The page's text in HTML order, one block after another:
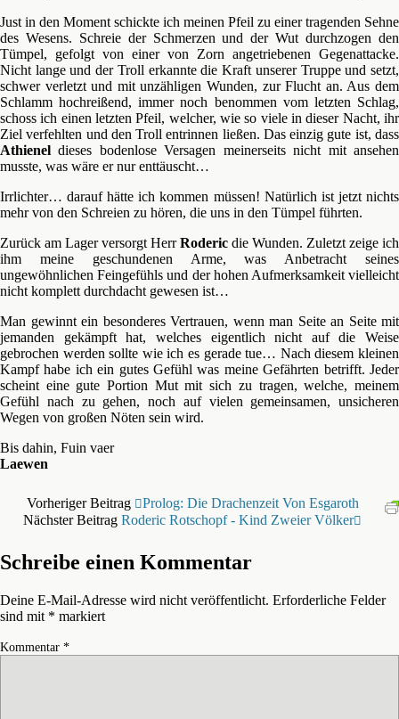
Just in den Moment schickte ich meinen Pfeil zu einer tragenden Sehne
des Wesens. Schreie der Schmerzen und der Wut durchzogen den
Tümpel, gefolgt von einer von Zorn angetriebenen Gegenattacke.
Nicht lange und der Troll erkannte die Kraft unserer Truppe und setzt,
schwer verletzt und mit unzähligen Wunden, zur Flucht an. Aus dem
Schlamm hochreißend, immer noch benommen vom letzten Schlag,
schoss ich einen letzten Pfeil, welcher, wie so viele in dieser Nacht, ihr
Ziel verfehlten und den Troll entrinnen ließen. Das einzig gute ist, dass
Athienel dieses bodenlose Versagen meinerseits nicht mit ansehen
musste, was wäre er nur enttäuscht…
Irrlichter… darauf hätte ich kommen müssen! Natürlich ist jetzt nichts
mehr von den Schreien zu hören, die uns in den Tümpel führten.
Zurück am Lager versorgt HerrRoderic die Wunden. Zuletzt zeige ich
ihm meine geschundenen Arme, was Anbetracht seines
ungewöhnlichen Feingefühls und der hohen Aufmerksamkeit vielleicht
nicht komplett durchdacht gewesen ist…
Man gewinnt ein besonderes Vertrauen, wenn man Seite an Seite mit
jemanden gekämpft hat, welches eigentlich nicht auf die Weise
gebrochen werden sollte wie ich es gerade tue… Nach diesem kleinen
Kampf habe ich ein gutes Gefühl was meine Gefährten betrifft. Jeder
scheint eine gute Portion Mut mit sich zu tragen, welche, meinem
Gefühl nach zu gehen, noch auf vielen gemeinsamen, unsicheren
Wegen von großen Nöten sein wird.
Bis dahin, Fuin vaer
Laewen
Vorheriger Beitrag
Prolog: Die Drachenzeit Von Esgaroth
Nächster Beitrag Roderic Rotschopf - Kind Zweier Völker
Schreibe einen Kommentar
Deine E-Mail-Adresse wird nicht veröffentlicht. Erforderliche Felder
sind mit * markiert
Kommentar *